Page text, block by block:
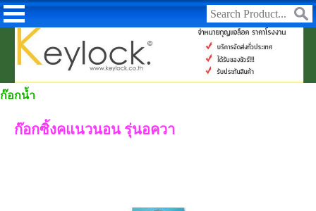
ก๊อกน้ำ
ก๊อกซิ้งคแนวนอน รุ่นอควา